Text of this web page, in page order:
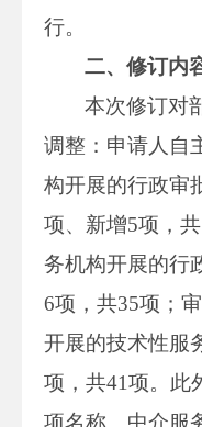
行。
二、修订内
本次修订对
调整：申请人自
构开展的行政审
项、新增5项，
务机构开展的行
6项，共35项；
开展的技术性服
项，共41项。此
项名称、中介服